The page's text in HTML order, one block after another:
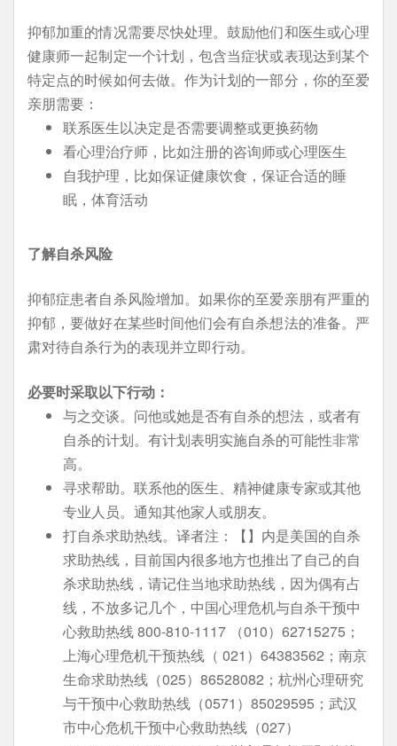
抑郁加重的情况需要尽快处理。鼓励他们和医生或心理
健康师一起制定一个计划，包含当症状或表现达到某个
特定点的时候如何去做。作为计划的一部分，你的至爱
亲朋需要：
联系医生以决定是否需要调整或更换药物
看心理治疗师，比如注册的咨询师或心理医生
自我护理，比如保证健康饮食，保证合适的睡
眠，体育活动
了解自杀风险
抑郁症患者自杀风险增加。如果你的至爱亲朋有严重的
抑郁，要做好在某些时间他们会有自杀想法的准备。严
肃对待自杀行为的表现并立即行动。
必要时采取以下行动：
与之交谈。问他或她是否有自杀的想法，或者有
自杀的计划。有计划表明实施自杀的可能性非常
高。
寻求帮助。联系他的医生、精神健康专家或其他
专业人员。通知其他家人或朋友。
打自杀求助热线。译者注：【】内是美国的自杀
求助热线，目前国内很多地方也推出了自己的自
杀求助热线，请记住当地求助热线，因为偶有占
线，不放多记几个，中国心理危机与自杀干预中
心救助热线 800-810-1117 （010）62715275；
上海心理危机干预热线（ 021）64383562；南京
生命求助热线（025）86528082；杭州心理研究
与干预中心救助热线（0571）85029595；武汉
市中心危机干预中心救助热线（027）